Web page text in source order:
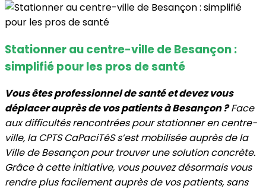
Stationner au centre-ville de Besançon :
simplifié pour les pros de santé
Vous êtes professionnel de santé et devez vous
déplacer auprès de vos patients à Besançon ?Face
aux difficultés rencontrées pour stationner en centre-
ville, la CPTS CaPaciTéS s’est mobilisée auprès de la
Ville de Besançon pour trouver une solution concrète.
Grâce à cette initiative, vous pouvez désormais vous
rendre plus facilement auprès de vos patients, sans